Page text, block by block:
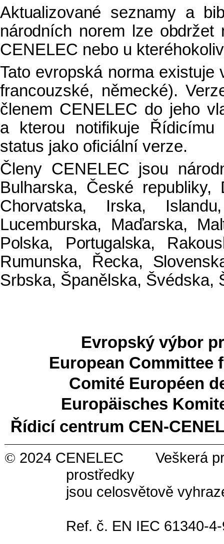
Aktualizované seznamy a
národních norem lze
CENELEC nebo u
Tato evropská norma
francouzské, německé).
členem CENELEC do jeho
a kterou notifikuje Řídicímu
status jako oficiální verze.
Členy CENELEC jsou
Bulharska, České
Chorvatska, Irska,
Lucemburska, Maďarska,
Polska, Portugalska,
Rumunska, Řecka,
Srbska, Španělska, Švédska,
Evropský výbor
European Committee
Comité Européen
Europäisches
Řídicí centrum CEN-
© 2024 CENELEC Veškerá
prostředky
jsou celosvětově
Ref. č. EN IEC 61340-